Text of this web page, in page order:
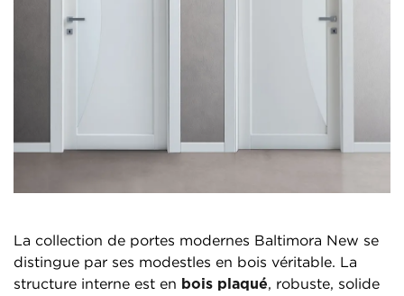
La collection de portes modernes Baltimora New se
distingue par ses modestles en bois véritable. La
structure interne est en bois plaqué, robuste, solide